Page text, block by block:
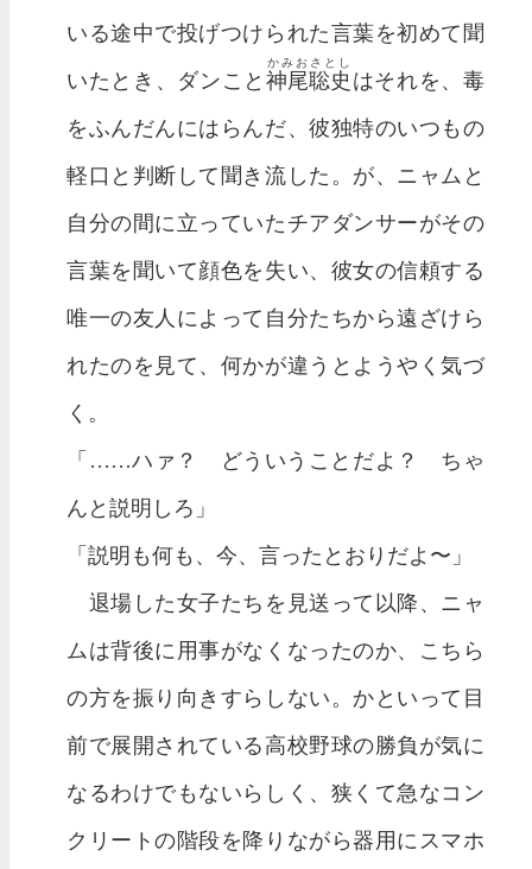
いる途中で投げつけられた言葉を初めて聞
いたとき、ダンこと 神尾聡史
かみおさとし
はそれを、毒
をふんだんにはらんだ、彼独特のいつもの
軽口と判断して聞き流した。が、ニャムと
自分の間に立っていたチアダンサーがその
言葉を聞いて顔色を失い、彼女の信頼する
唯一の友人によって自分たちから遠ざけら
れたのを見て、何かが違うとようやく気づ
く。
「……ハァ？ どういうことだよ？ ちゃ
んと説明しろ」
「説明も何も、今、言ったとおりだよ〜」
退場した女子たちを見送って以降、ニャ
ムは背後に用事がなくなったのか、こちら
の方を振り向きすらしない。かといって目
前で展開されている高校野球の勝負が気に
なるわけでもないらしく、狭くて急なコン
クリートの階段を降りながら器用にスマホ